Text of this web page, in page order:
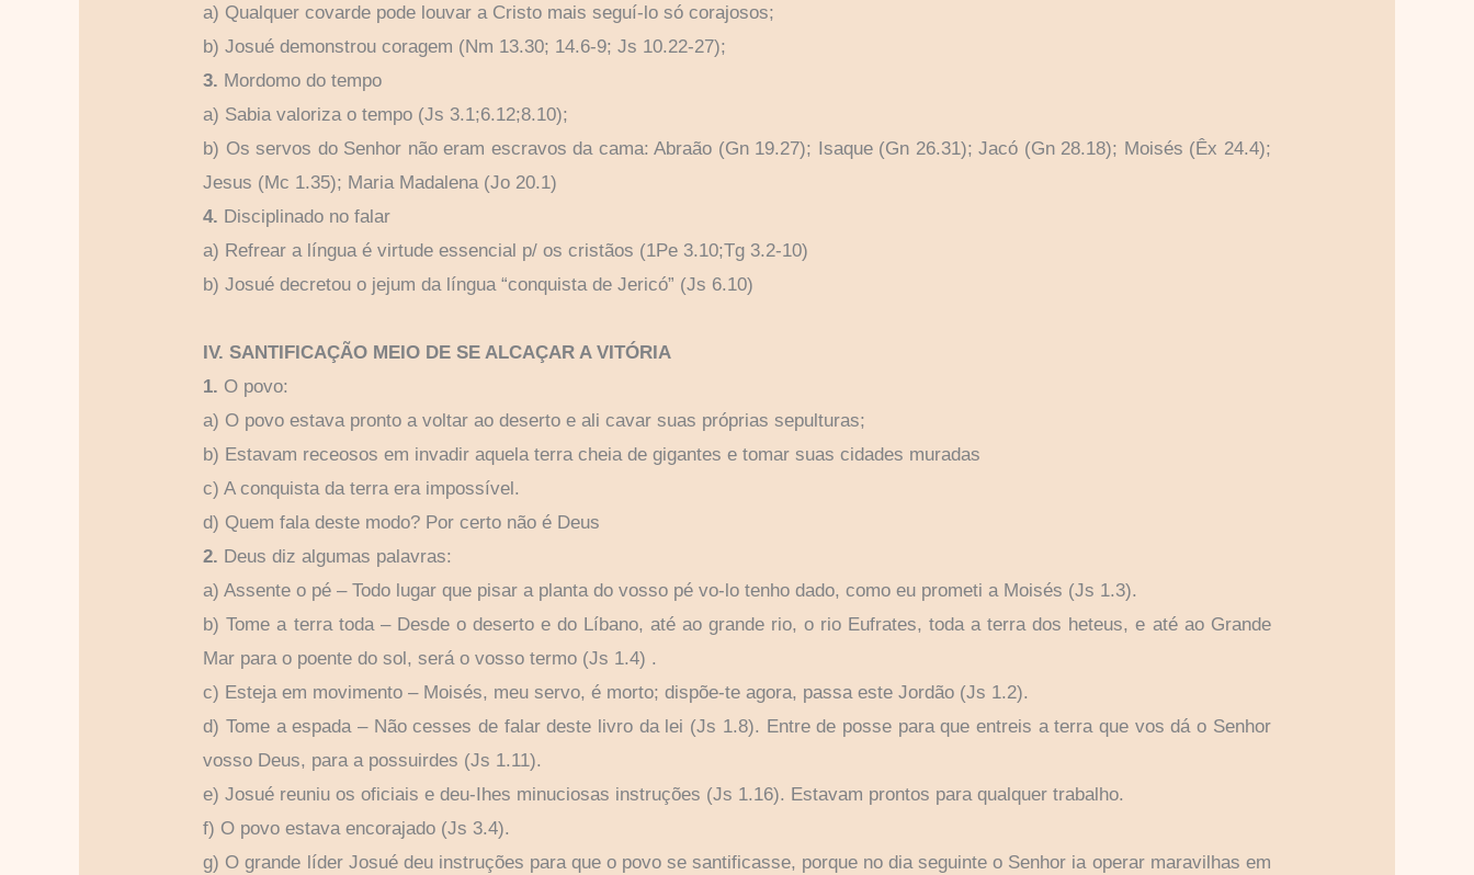
a) Qualquer covarde pode louvar a Cristo mais seguí-lo só corajosos;
b) Josué demonstrou coragem (Nm 13.30; 14.6-9; Js 10.22-27);
3. Mordomo do tempo
a) Sabia valoriza o tempo (Js 3.1;6.12;8.10);
b) Os servos do Senhor não eram escravos da cama: Abraão (Gn 19.27); Isaque (Gn 26.31); Jacó (Gn 28.18); Moisés (Êx 24.4);
Jesus (Mc 1.35); Maria Madalena (Jo 20.1)
4. Disciplinado no falar
a) Refrear a língua é virtude essencial p/ os cristãos (1Pe 3.10;Tg 3.2-10)
b) Josué decretou o jejum da língua “conquista de Jericó” (Js 6.10)
IV. SANTIFICAÇÃO MEIO DE SE ALCAÇAR A VITÓRIA
1. O povo:
a) O povo estava pronto a voltar ao deserto e ali cavar suas próprias sepulturas;
b) Estavam receosos em invadir aquela terra cheia de gigantes e tomar suas cidades muradas
c) A conquista da terra era impossível.
d) Quem fala deste modo? Por certo não é Deus
2. Deus diz algumas palavras:
a) Assente o pé – Todo lugar que pisar a planta do vosso pé vo-lo tenho dado, como eu prometi a Moisés (Js 1.3).
b) Tome a terra toda – Desde o deserto e do Líbano, até ao grande rio, o rio Eufrates, toda a terra dos heteus, e até ao Grande
Mar para o poente do sol, será o vosso termo (Js 1.4) .
c) Esteja em movimento – Moisés, meu servo, é morto; dispõe-te agora, passa este Jordão (Js 1.2).
d) Tome a espada – Não cesses de falar deste livro da lei (Js 1.8). Entre de posse para que entreis a terra que vos dá o Senhor
vosso Deus, para a possuirdes (Js 1.11).
e) Josué reuniu os oficiais e deu-Ihes minuciosas instruções (Js 1.16). Estavam prontos para qualquer trabalho.
f) O povo estava encorajado (Js 3.4).
g) O grande líder Josué deu instruções para que o povo se santificasse, porque no dia seguinte o Senhor ia operar maravilhas em